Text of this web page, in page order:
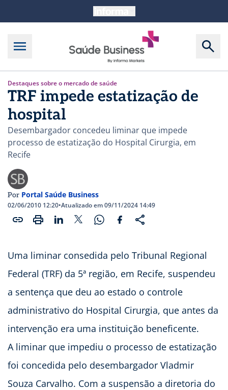
Destaques sobre o mercado de saúde
TRF impede estatização de
hospital
Desembargador concedeu liminar que impede
processo de estatização do Hospital Cirurgia, em
Recife
Por Portal Saúde Business
02/06/2010 12:20•Atualizado em 09/11/2024 14:49
Uma liminar consedida pelo Tribunal Regional
Federal (TRF) da 5ª região, em Recife, suspendeu
a sentença que deu ao estado o controle
administrativo do Hospital Cirurgia, que antes da
intervenção era uma instituição beneficente.
A liminar que impediu o processo de estatização
foi concedida pelo desembargador Vladmir
Souza Carvalho. Com a suspensão a diretoria do